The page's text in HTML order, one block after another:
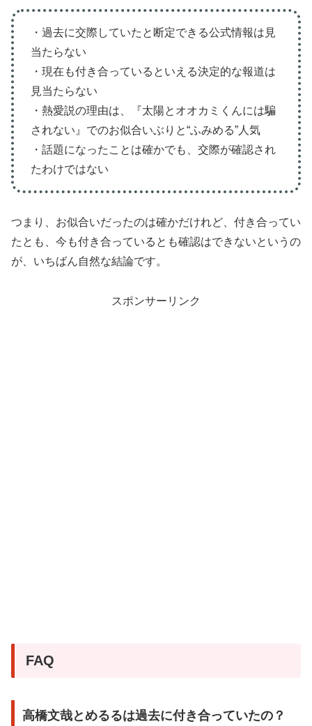
・過去に交際していたと断定できる公式情報は見
当たらない
・現在も付き合っているといえる決定的な報道は
見当たらない
・熱愛説の理由は、『太陽とオオカミくんには騙
されない』でのお似合いぶりと“ふみめる”人気
・話題になったことは確かでも、交際が確認され
たわけではない
つまり、お似合いだったのは確かだけれど、付き合ってい
たとも、今も付き合っているとも確認はできないというの
が、いちばん自然な結論です。
スポンサーリンク
FAQ
高橋文哉とめるるは過去に付き合っていたの？